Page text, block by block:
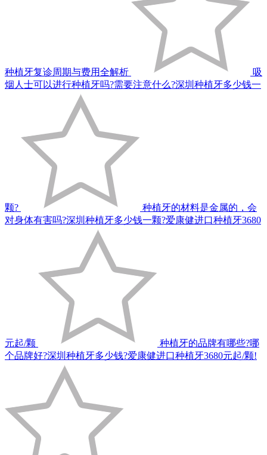
种植牙复诊周期与费用全解析
吸
烟人士可以进行种植牙吗?需要注意什么?深圳种植牙多少钱一
颗?
种植牙的材料是金属的，会
对身体有害吗?深圳种植牙多少钱一颗?爱康健进口种植牙3680
元起/颗
种植牙的品牌有哪些?哪
个品牌好?深圳种植牙多少钱?爱康健进口种植牙3680元起/颗!